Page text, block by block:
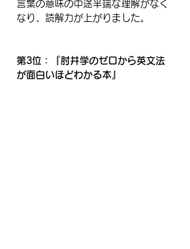
言葉の意味の中途半端な理解がなく
なり、読解力が上がりました。
第3位：『肘井学のゼロから英文法
が面白いほどわかる本』